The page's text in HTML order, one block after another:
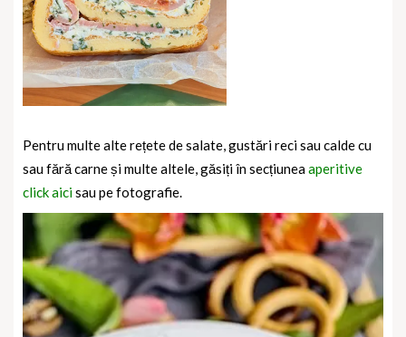
Pentru multe alte rețete de salate, gustări reci sau calde cu
sau fără carne și multe altele, găsiți în secțiuneaaperitive
click aicisau pe fotografie.